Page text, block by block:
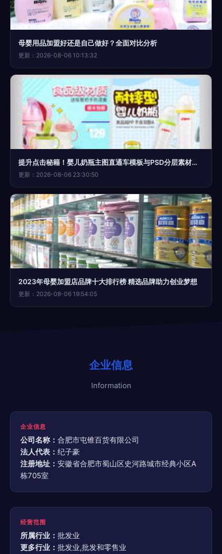
母婴用品加盟好还是自己做好？全面对比分析
更新：2026-08-06 10:13:32
提升点击秘籍！婴儿奶瓶主图直通车模板与PSD分层素材免费获取指南
更新：2026-08-06 23:30:50
2023年母婴加盟店品牌十大排行榜 精选品牌助力创业梦想
更新：2026-08-06 19:54:05
企业信息
Information
企业信息
公司名称： 合肥市屯锥百货有限公司
法人代表： 纪子豪
注册地址： 安徽省合肥市蜀山区史河路城市经典小区A
栋705室
经营范围
所属行业： 批发业
更多行业： 批发业,批发和零售业